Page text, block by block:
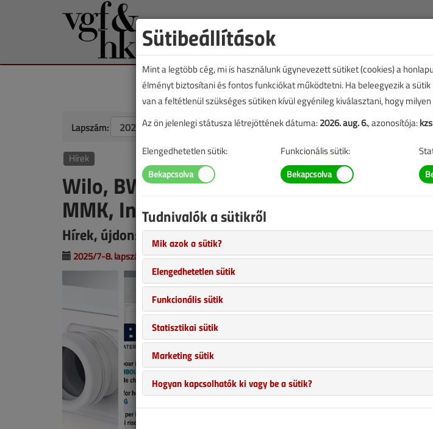
Lapszám:
Hírek
Wilo, BWT, Nolsen, Rothenberger, BOKI,
MMK, Intellibuild, Panasonic, HERZ
Hírek, újdonságok
2025/7-8. lapszám| VGF&HKL online | 735 |
Sütibeállítások
Mint a legtöbb cég, mi is használunk úgynevezett sütiket (cookies) a
élményt biztosítani és fontos funkciókat működtetni. Ha beleegyezik a
van a feltétlenül szükséges sütiken kívül egyénileg kiválasztani, hogy
Az ön jelenlegi státusza létrejöttének dátuma:2026. aug. 6., azonosítója:
Elengedhetetlen sütik: Funkcionális sütik:
Tudnivalók a sütikről
Mik azok a sütik?
Elengedhetetlen sütik
Funkcionális sütik
Statisztikai sütik
Marketing sütik
Hogyan kapcsolhatók ki vagy be a sütik?